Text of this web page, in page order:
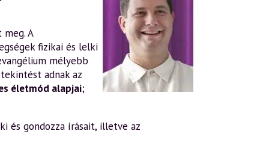
A
fizikai és lelki
mélyebb
adnak az
életmód alapjai;
és gondozza írásait, illetve az